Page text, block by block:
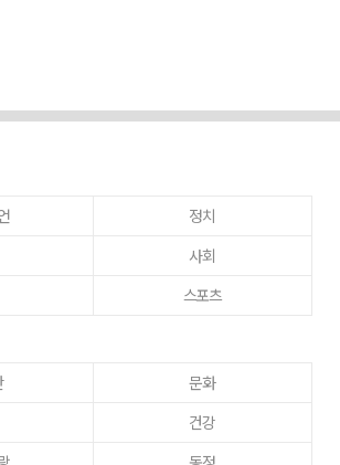
정치
사회
스포츠
문화
건강